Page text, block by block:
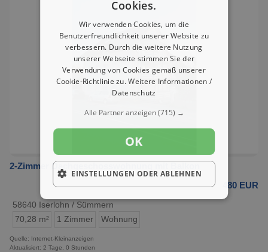
2-Zimmer Dachgeschosswohnung mit Balkon
480 EUR
58640 Iserlohn / Sümmern
70,28 m²
1 Zimmer Wohnung
Quelle: Internet-Kleinanzeigen
Aktualisiert: 2 Tage, 0 Stunden
Cookies.
Wir verwenden Cookies, um die
Benutzerfreundlichkeit unserer Website zu
verbessern. Durch die weitere Nutzung
unserer Webseite stimmen Sie der
Verwendung von Cookies gemäß unserer
Cookie-Richtlinie zu.Weitere Informationen /
Datenschutz
Alle Partner anzeigen(715) →
OK
EINSTELLUNGEN ODER ABLEHNEN